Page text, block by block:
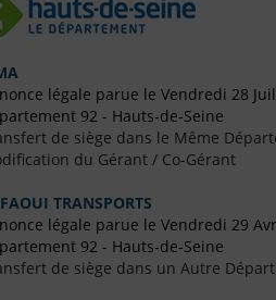
légale parue le Vendredi 28
92 - Hauts-de-Seine
de siège dans le Même
du Gérant / Co-Gérant
TRANSPORTS
légale parue le Vendredi 29
92 - Hauts-de-Seine
de siège dans un Autre